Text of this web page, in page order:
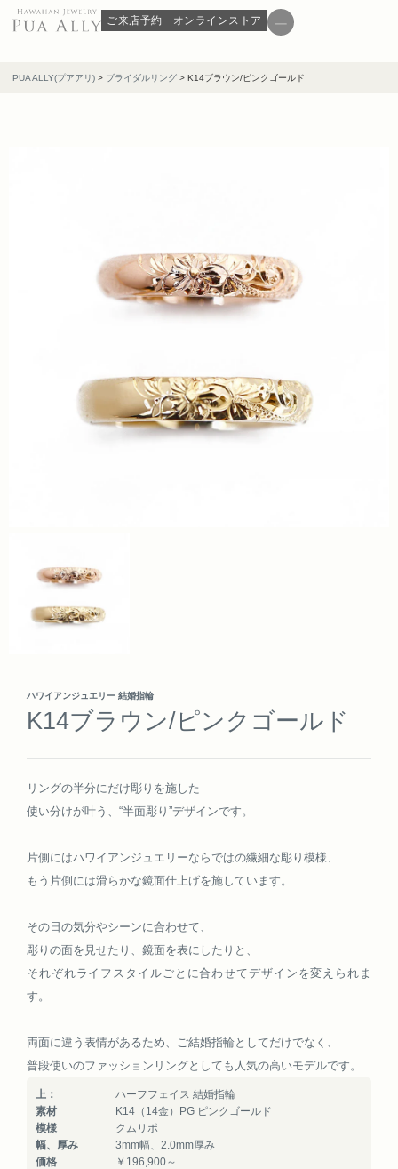
ご来店予約 オンラインストア
PUA ALLY(プアアリ) > ブライダルリング > K14ブラウン/ピンクゴールド
ハワイアンジュエリー 結婚指輪
K14ブラウン/ピンクゴールド
リングの半分にだけ彫りを施した
使い分けが叶う、“半面彫り”デザインです。
片側にはハワイアンジュエリーならではの繊細な彫り模様、
もう片側には滑らかな鏡面仕上げを施しています。
その日の気分やシーンに合わせて、
彫りの面を見せたり、鏡面を表にしたりと、
それぞれライフスタイルごとに合わせてデザインを変えられま
す。
両面に違う表情があるため、ご結婚指輪としてだけでなく、
普段使いのファッションリングとしても人気の高いモデルです。
上：
ハーフフェイス 結婚指輪
素材
K14（14金）PG ピンクゴールド
模様
クムリポ
幅、厚み
3mm幅、2.0mm厚み
価格
￥196,900～